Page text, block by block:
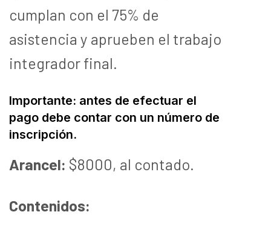
cumplan con el 75% de
asistencia y aprueben el trabajo
integrador final.
Importante: antes de efectuar el
pago debe contar con un número de
inscripción.
Arancel: $8000, al contado.
Contenidos: